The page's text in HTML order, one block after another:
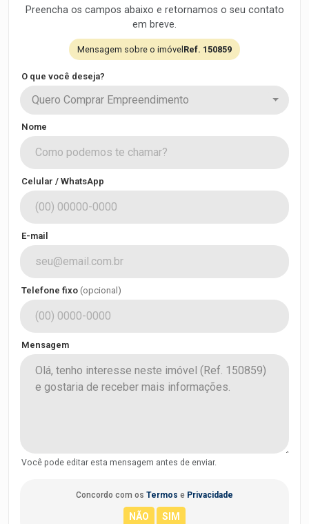
Preencha os campos abaixo e retornamos o seu contato
em breve.
Mensagem sobre o imóvel Ref. 150859
O que você deseja?
Quero Comprar Empreendimento
Nome
Celular / WhatsApp
E-mail
Telefone fixo (opcional)
Mensagem
Você pode editar esta mensagem antes de enviar.
Concordo com os Termos e Privacidade